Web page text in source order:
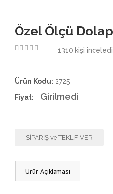
Özel Ölçü Dolap
1310 kişi inceledi
Ürün Kodu: 2725
Fiyat: Girilmedi
SİPARİŞ ve TEKLİF VER
Ürün Açıklaması